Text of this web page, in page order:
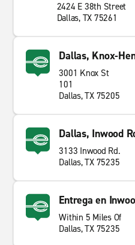
2424 E 38th Street
Dallas, TX 75261
Dallas, Knox-
3001 Knox St
101
Dallas, TX 75205
Dallas, Inwood
3133 Inwood Rd.
Dallas, TX 75235
Entrega en
Within 5 Miles Of
Dallas, TX 75235